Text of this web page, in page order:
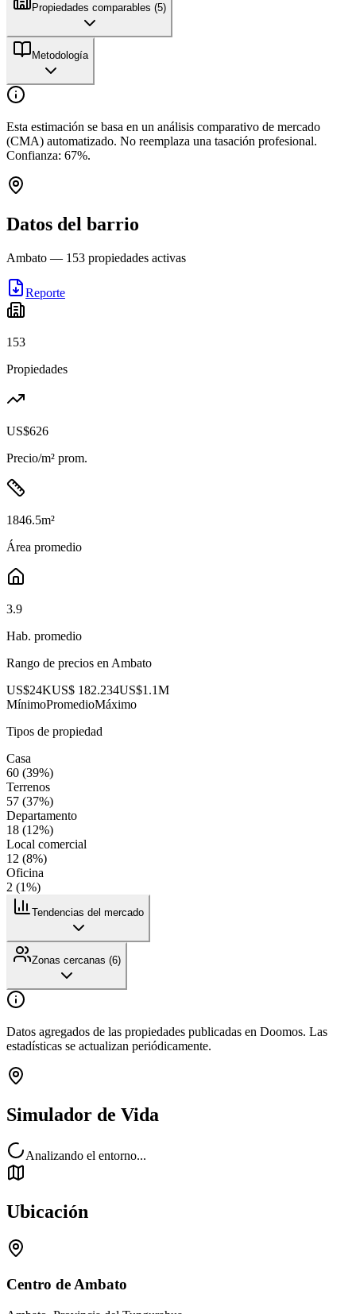
Propiedades comparables (5)
Metodología
Esta estimación se basa en un análisis comparativo de mercado
(CMA) automatizado. No reemplaza una tasación profesional.
Confianza: 67%.
Datos del barrio
Ambato — 153 propiedades activas
Reporte
153
Propiedades
US$626
Precio/m² prom.
1846.5m²
Área promedio
3.9
Hab. promedio
Rango de precios en Ambato
US$24KUS$ 182.234US$1.1M
MínimoPromedioMáximo
Tipos de propiedad
Casa
60 (39%)
Terrenos
57 (37%)
Departamento
18 (12%)
Local comercial
12 (8%)
Oficina
2 (1%)
Tendencias del mercado
Zonas cercanas (6)
Datos agregados de las propiedades publicadas en Doomos. Las
estadísticas se actualizan periódicamente.
Simulador de Vida
Analizando el entorno...
Ubicación
Centro de Ambato